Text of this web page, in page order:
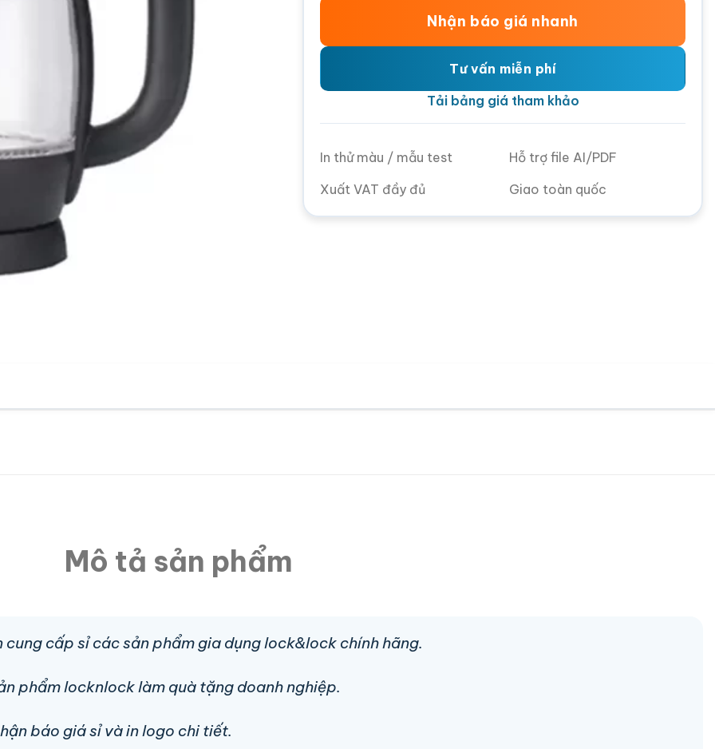
Nhận báo giá nhanh
Tư vấn miễn phí
Tải bảng giá tham khảo
In thử màu / mẫu test
Hỗ trợ file AI/PDF
Xuất VAT đầy đủ
Giao toàn quốc
Mô tả sản phẩm
cấp sỉ các sản phẩm gia dụng lock&lock chính hãng.
phẩm locknlock làm quà tặng doanh nghiệp.
báo giá sỉ và in logo chi tiết.